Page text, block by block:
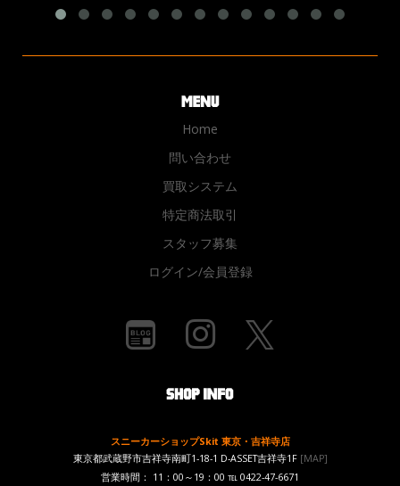
Home
問い合わせ
買取システム
特定商法取引
スタッフ募集
ログイン/会員登録
スニーカーショップSkit 東京・吉祥寺店
東京都武蔵野市吉祥寺南町1-18-1 D-ASSET吉祥寺1F [MAP]
営業時間： 11：00～19：00 ℡ 0422-47-6671